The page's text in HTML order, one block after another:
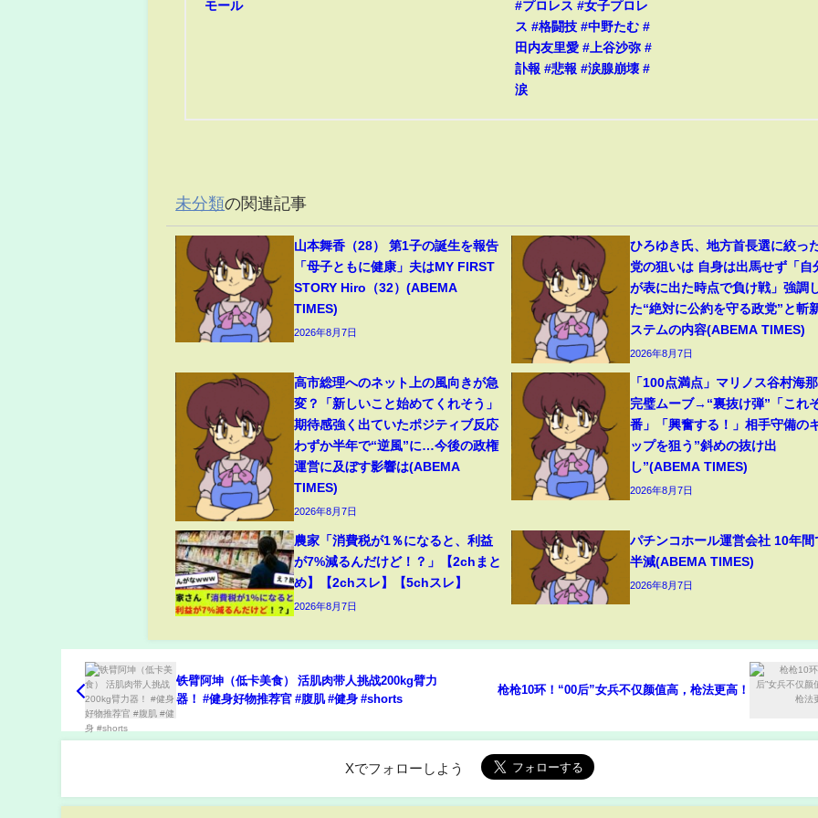
モール
#プロレス #女子プロレ
ス #格闘技 #中野たむ #
田内友里愛 #上谷沙弥 #
訃報 #悲報 #涙腺崩壊 #
涙
未分類の関連記事
山本舞香（28） 第1子の誕生を報告
「母子ともに健康」夫はMY FIRST
STORY Hiro（32）(ABEMA
TIMES)
2026年8月7日
ひろゆき氏、地方首長選に絞っ
党の狙いは 自身は出馬せず「自
が表に出た時点で負け戦」強調
た“絶対に公約を守る政党”と斬
ステムの内容(ABEMA TIMES)
2026年8月7日
高市総理へのネット上の風向きが急
変？「新しいこと始めてくれそう」
期待感強く出ていたポジティブ反応
わずか半年で“逆風”に…今後の政権
運営に及ぼす影響は(ABEMA
TIMES)
2026年8月7日
「100点満点」マリノス谷村海
完璧ムーブ→“裏抜け弾”「これ
番」「興奮する！」相手守備の
ップを狙う”斜めの抜け出
し”(ABEMA TIMES)
2026年8月7日
農家「消費税が1％になると、利益
が7%減るんだけど！？」【2chまと
め】【2chスレ】【5chスレ】
2026年8月7日
パチンコホール運営会社 10年間
半減(ABEMA TIMES)
2026年8月7日
铁臂阿坤（低卡美食） 活肌肉带人挑战200kg臂力
器！ #健身好物推荐官 #腹肌 #健身 #shorts
枪枪10环！“00后”女兵不仅颜值高，枪法更高！
Xでフォローしよう